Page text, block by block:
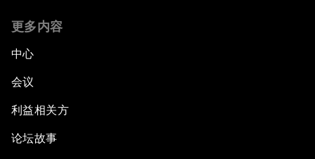
更多内容
中心
会议
利益相关方
论坛故事